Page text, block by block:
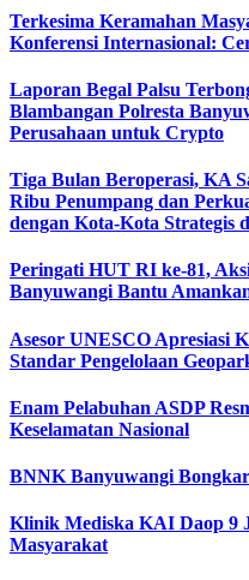
Terkesima Keramahan
Konferensi Internasional:
Laporan Begal Palsu
Blambangan Polresta
Perusahaan untuk Crypto
Tiga Bulan Beroperasi, KA
Ribu Penumpang dan
dengan Kota-Kota Strategis
Peringati HUT RI ke-81,
Banyuwangi Bantu
Asesor UNESCO Apresiasi
Standar Pengelolaan
Enam Pelabuhan ASDP
Keselamatan Nasional
BNNK Banyuwangi
Klinik Mediska KAI Daop 9
Masyarakat